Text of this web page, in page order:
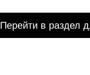
Перейти в раздел